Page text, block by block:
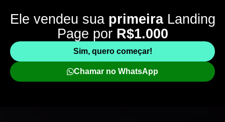
Ele vendeu sua primeira Landing
Page por R$1.000
Sim, quero começar!
Chamar no WhatsApp